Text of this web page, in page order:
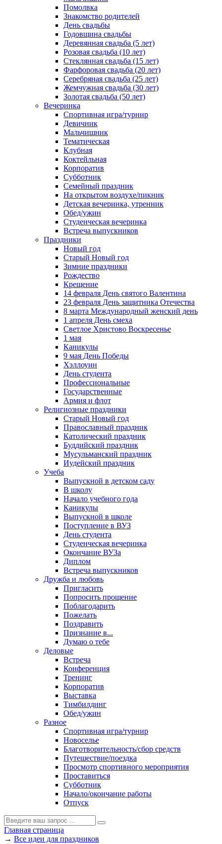
Помолвка
Знакомство родителей
День свадьбы
Годовщина свадьбы
Деревянная свадьба (5 лет)
Розовая свадьба (10 лет)
Стеклянная свадьба (15 лет)
Фарфоровая свадьба (20 лет)
Серебряная свадьба (25 лет)
Жемчужная свадьба (30 лет)
Золотая свадьба (50 лет)
Вечеринка
Спортивная игра/турнир
Девичник
Мальчишник
Тематическая
Клубная
Коктейльная
Корпоратив
Субботник
Семейный праздник
На открытом воздухе/пикник
Детская вечеринка, утренник
Обед/ужин
Студенческая вечеринка
Встреча выпускников
Праздники
Новый год
Старый Новый год
Зимние праздники
Рождество
Крещение
14 февраля День святого Валентина
23 февраля День защитника Отечества
8 марта Международный женский день
1 апреля День смеха
Светлое Христово Воскресенье
1 мая
Каникулы
9 мая День Победы
Хэллоуин
День студента
Профессиональные
Государственные
Армия и флот
Религиозные праздники
Старый Новый год
Православный праздник
Католический праздник
Буддийский праздник
Мусульманский праздник
Иудейский праздник
Учеба
Выпускной в детском саду
В школу
Начало учебного года
Каникулы
Выпускной в школе
Поступление в ВУЗ
День студента
Студенческая вечеринка
Окончание ВУЗа
Диплом
Встреча выпускников
Дружба и любовь
Пригласить
Попросить прощение
Поблагодарить
Пожелать
Поздравить
Признание в...
Думаю о тебе
Деловые
Встреча
Конференция
Тренинг
Корпоратив
Выставка
Тимбилдинг
Обед/ужин
Разное
Спортивная игра/турнир
Новоселье
Благотворительность/сбор средств
Путешествие/поездка
Просмотр спортивного мероприятия
Проставиться
Субботник
Начало/окончание работы
Отпуск
Главная страница
→ Все идеи для праздников